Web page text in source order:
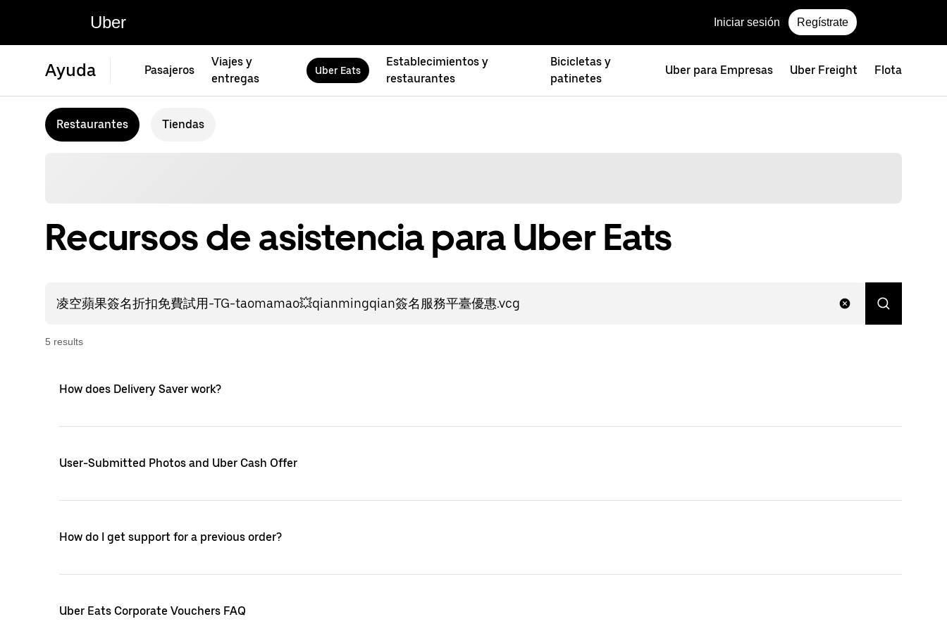
Uber Iniciar sesión Regístrate
Ayuda Pasajeros
Viajes y
entregas
Uber Eats
Establecimientos y
restaurantes
Bicicletas y
patinetes
Uber para Empresas Uber Freight Flota
Restaurantes Tiendas
Recursos de asistencia para Uber Eats
5 results
How does Delivery Saver work?
User-Submitted Photos and Uber Cash Offer
How do I get support for a previous order?
Uber Eats Corporate Vouchers FAQ